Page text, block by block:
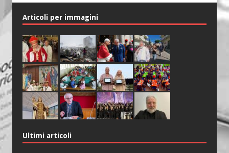
Articoli per immagini
Ultimi articoli